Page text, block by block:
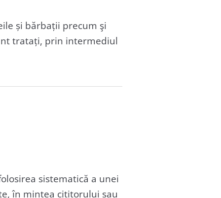
și bărbații precum şi
tratați, prin intermediul
sistematică a unei
în mintea cititorului sau